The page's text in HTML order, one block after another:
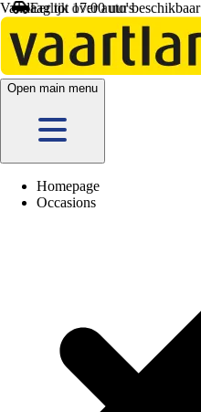
Vandaag tot 17:00 uur beschikbaar
Open main menu
Homepage
Occasions